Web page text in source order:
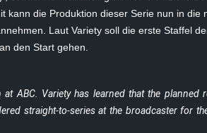
kann die Produktion dieser Serie nun in die
Laut Variety soll die erste Staffel
den Start gehen.
at ABC. Variety has learned that the planned
straight-to-series at the broadcaster for